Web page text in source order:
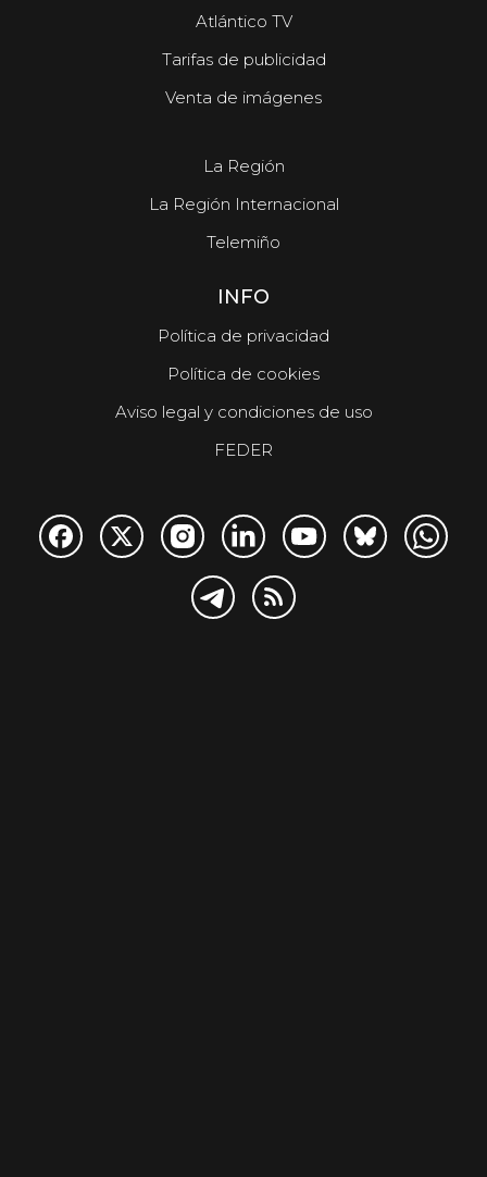
Atlántico TV
Tarifas de publicidad
Venta de imágenes
La Región
La Región Internacional
Telemiño
INFO
Política de privacidad
Política de cookies
Aviso legal y condiciones de uso
FEDER